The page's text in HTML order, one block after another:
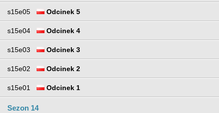
s15e05 Odcinek 5
s15e04 Odcinek 4
s15e03 Odcinek 3
s15e02 Odcinek 2
s15e01 Odcinek 1
Sezon 14